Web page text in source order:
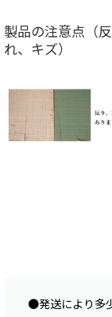
製品の注意点（
れ、キズ）
●発送により多